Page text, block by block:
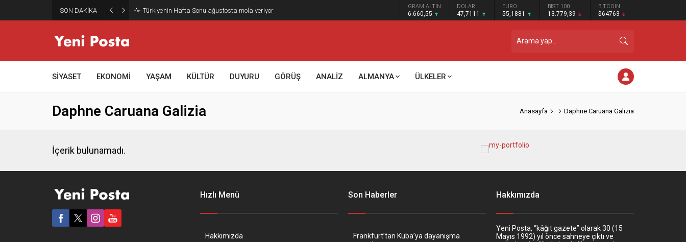
SON DAKİKA Türkiye’nin Hafta Sonu ağustosta mola veriyor GRAM ALTIN
6.660,55
DOLAR
47,7111
EURO
55,1881
BIST 100
13.779,39
BITCOIN
$64763
SİYASET EKONOMİ YAŞAM KÜLTÜR DUYURU GÖRÜŞ ANALİZ ALMANYA ÜLKELER
Daphne Caruana Galizia Anasayfa Daphne Caruana Galizia
İçerik bulunamadı.
Hızlı Menü
Hakkımızda
Son Haberler
Frankfurt’tan Küba’ya dayanışma
Hakkımızda
Yeni Posta, “kâğıt gazete” olarak 30 (15
Mayıs 1992) yıl önce sahneye çıktı ve